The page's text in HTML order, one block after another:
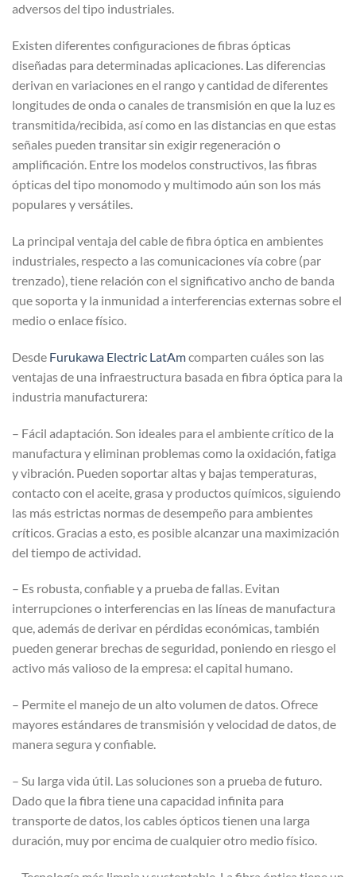
adversos del tipo industriales.
Existen diferentes configuraciones de fibras ópticas
diseñadas para determinadas aplicaciones. Las diferencias
derivan en variaciones en el rango y cantidad de diferentes
longitudes de onda o canales de transmisión en que la luz es
transmitida/recibida, así como en las distancias en que estas
señales pueden transitar sin exigir regeneración o
amplificación. Entre los modelos constructivos, las fibras
ópticas del tipo monomodo y multimodo aún son los más
populares y versátiles.
La principal ventaja del cable de fibra óptica en ambientes
industriales, respecto a las comunicaciones vía cobre (par
trenzado), tiene relación con el significativo ancho de banda
que soporta y la inmunidad a interferencias externas sobre el
medio o enlace físico.
Desde Furukawa Electric LatAmcomparten cuáles son las
ventajas de una infraestructura basada en fibra óptica para la
industria manufacturera:
– Fácil adaptación. Son ideales para el ambiente crítico de la
manufactura y eliminan problemas como la oxidación, fatiga
y vibración. Pueden soportar altas y bajas temperaturas,
contacto con el aceite, grasa y productos químicos, siguiendo
las más estrictas normas de desempeño para ambientes
críticos. Gracias a esto, es posible alcanzar una maximización
del tiempo de actividad.
– Es robusta, confiable y a prueba de fallas. Evitan
interrupciones o interferencias en las líneas de manufactura
que, además de derivar en pérdidas económicas, también
pueden generar brechas de seguridad, poniendo en riesgo el
activo más valioso de la empresa: el capital humano.
– Permite el manejo de un alto volumen de datos. Ofrece
mayores estándares de transmisión y velocidad de datos, de
manera segura y confiable.
– Su larga vida útil. Las soluciones son a prueba de futuro.
Dado que la fibra tiene una capacidad infinita para
transporte de datos, los cables ópticos tienen una larga
duración, muy por encima de cualquier otro medio físico.